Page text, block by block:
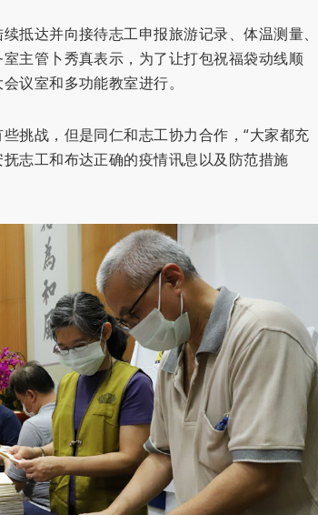
抵达并向接待志工申报旅游记录、体温测量、
主管卜秀真表示，为了让打包祝福袋动线顺
议室和多功能教室进行。
挑战，但是同仁和志工协力合作，“大家都充
志工和布达正确的疫情讯息以及防范措施